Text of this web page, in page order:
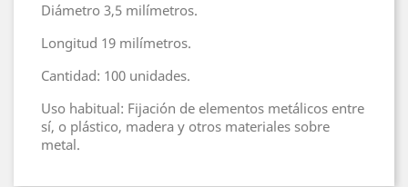
Diámetro 3,5 milímetros.
Longitud 19 milímetros.
Cantidad: 100 unidades.
Uso habitual: Fijación de elementos metálicos entre
sí, o plástico, madera y otros materiales sobre
metal.